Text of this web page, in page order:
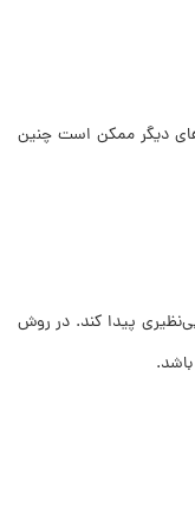
دیگر ممکن است چنین
پیدا کند. در روش